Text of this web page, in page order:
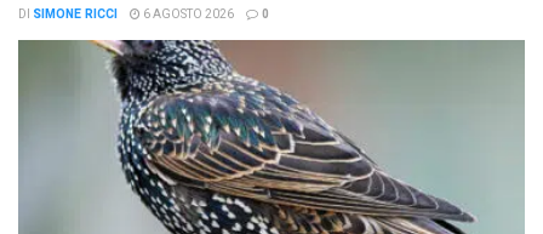
DI SIMONE RICCI 6 AGOSTO 2026 0